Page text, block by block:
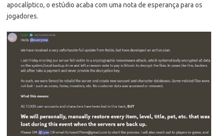
apocalíptico, o estúdio acaba com uma nota de esperança para os
jogadores.